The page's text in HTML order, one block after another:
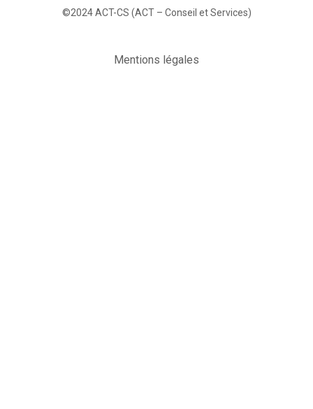
©2024 ACT-CS (ACT – Conseil et Services)
Mentions légales